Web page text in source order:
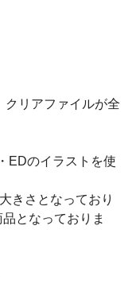
リアファイルが全
EDのイラストを使
きさとなっており
となっておりま